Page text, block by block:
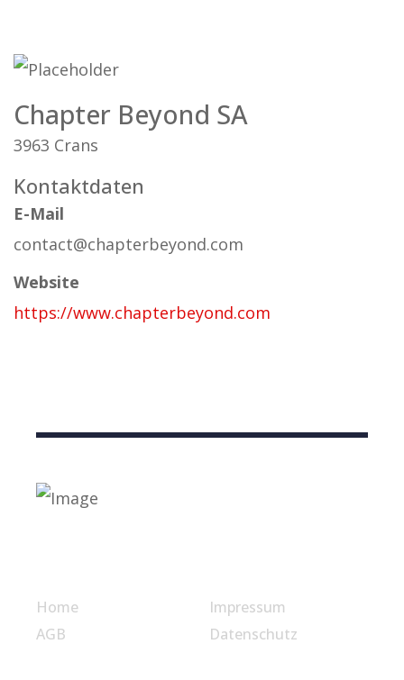
Chapter Beyond SA
3963 Crans
Kontaktdaten
E-Mail
contact@chapterbeyond.com
Website
https://www.chapterbeyond.com
Home
AGB
Impressum
Datenschutz